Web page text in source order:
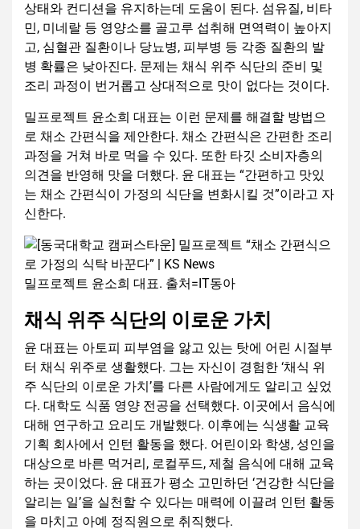
상태와 컨디션을 유지하는데 도움이 된다. 섬유질, 비타
민, 미네랄 등 영양소를 골고루 섭취해 면역력이 높아지
고, 심혈관 질환이나 당뇨병, 피부병 등 각종 질환의 발
병 확률은 낮아진다. 문제는 채식 위주 식단의 준비 및
조리 과정이 번거롭고 상대적으로 맛이 없다는 것이다.
밀프로젝트 윤소희 대표는 이런 문제를 해결할 방법으
로 채소 간편식을 제안한다. 채소 간편식은 간편한 조리
과정을 거쳐 바로 먹을 수 있다. 또한 타깃 소비자층의
의견을 반영해 맛을 더했다. 윤 대표는 “간편하고 맛있
는 채소 간편식이 가정의 식단을 변화시킬 것”이라고 자
신한다.
밀프로젝트 윤소희 대표. 출처=IT동아
채식 위주 식단의 이로운 가치
윤 대표는 아토피 피부염을 앓고 있는 탓에 어린 시절부
터 채식 위주로 생활했다. 그는 자신이 경험한 ‘채식 위
주 식단의 이로운 가치’를 다른 사람에게도 알리고 싶었
다. 대학도 식품 영양 전공을 선택했다. 이곳에서 음식에
대해 연구하고 요리도 개발했다. 이후에는 식생활 교육
기획 회사에서 인턴 활동을 했다. 어린이와 학생, 성인을
대상으로 바른 먹거리, 로컬푸드, 제철 음식에 대해 교육
하는 곳이었다. 윤 대표가 평소 고민하던 ‘건강한 식단을
알리는 일’을 실천할 수 있다는 매력에 이끌려 인턴 활동
을 마치고 아예 정직원으로 취직했다.